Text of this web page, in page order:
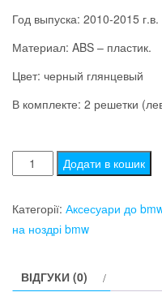
Год выпуска: 2010-2015 г.в.
Материал: ABS – пластик.
Цвет: черный глянцевый
В комплекте: 2 решетки
Решетки
радиатора
F18
Додати в кошик
Категорії: Аксесуари до
на ноздрі bmw
ВІДГУКИ (0)